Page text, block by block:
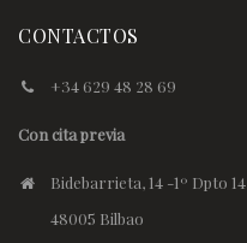
CONTACTOS
+34 629 48 28 69
Con cita previa
Bidebarrieta, 14 -1º Dpto 14
48005 Bilbao